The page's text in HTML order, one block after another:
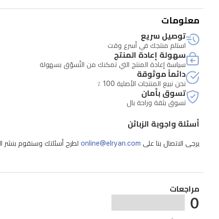
حمض
الهيالورونيك
لترطيب
يدوم
حتى
ساعة.
يمنح
مضادة
للأكسدة
لمدة
معلومات
توصيل سريع
استلم منتجك في أسرع وقت
سهولة إعادة المنتج
سياسة إعادة المنتج التي تمكنك من التّسوّق بسهولة
دائماً موثوقة
نحن نبيع المنتجات الأصلية 100 ٪
تسوق بأمان
تسوق بثقة وراحة بال
أسئلة واجوبة الزبائن
يرجى الاتصال بنا على online@elryan.com لطرح أسئلتك وسنقوم بنشر
مراجعات
0